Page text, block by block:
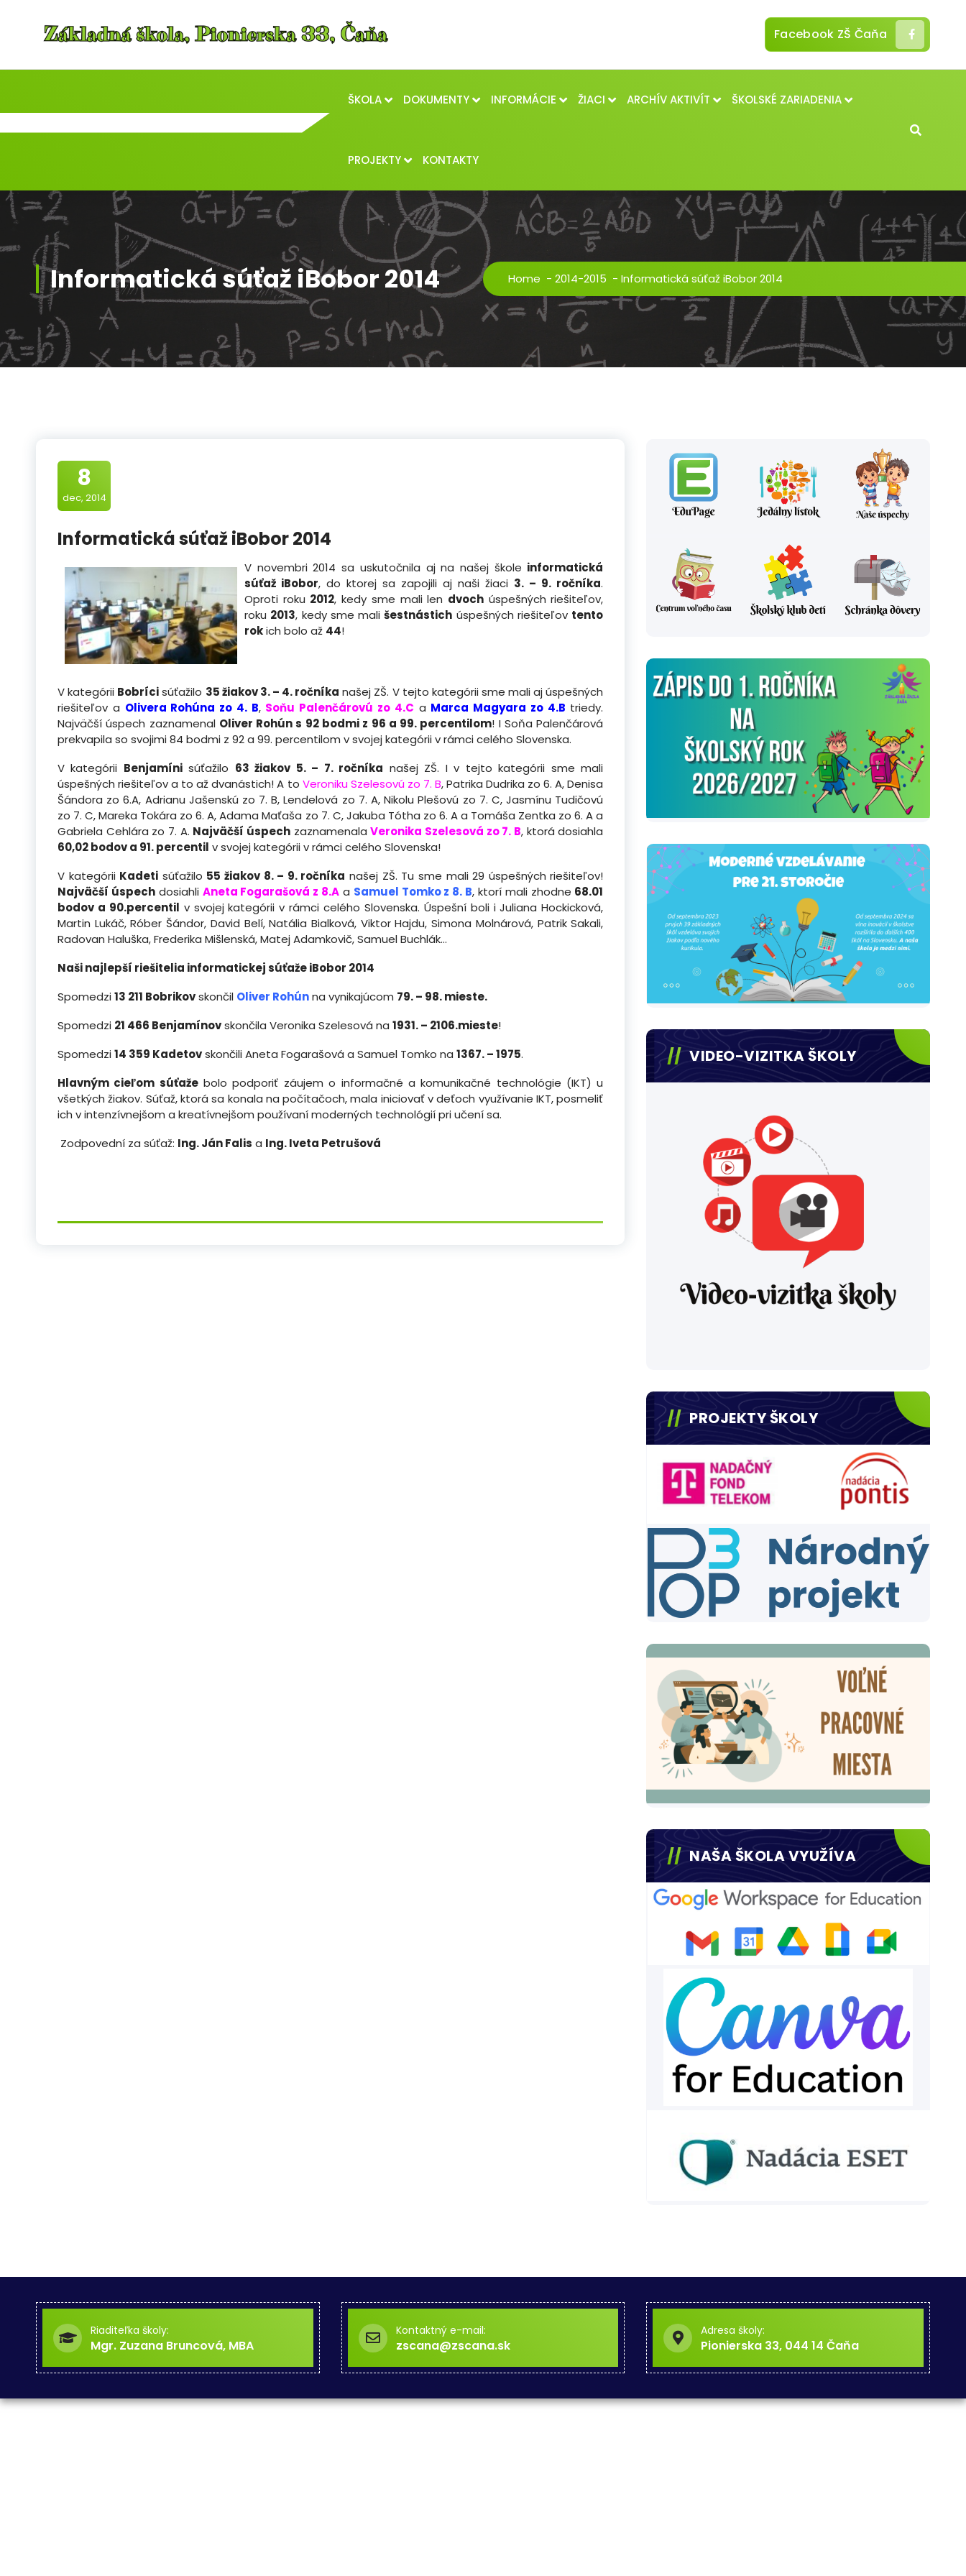
Facebook ZŠ Čaňa
ŠKOLA DOKUMENTY INFORMÁCIE ŽIACI ARCHÍV AKTIVÍT ŠKOLSKÉ ZARIADENIA
PROJEKTY KONTAKTY
Informatická súťaž iBobor 2014 Home - 2014-2015 - Informatická súťaž iBobor 2014
8
dec, 2014
Informatická súťaž iBobor 2014
V novembri 2014 sa uskutočnila aj na našej škole informatická
súťaž iBobor, do ktorej sa zapojili aj naši žiaci 3. – 9. ročníka.
Oproti roku 2012, kedy sme mali len dvochúspešných riešiteľov,
roku 2013, kedy sme mališestnástich úspešných riešiteľov tento
rokich bolo až 44!
V kategórii Bobrícisúťažilo 35 žiakov 3. – 4. ročníka našej ZŠ. V tejto kategórii sme mali aj úspešných
riešiteľov a Olivera Rohúna zo 4. B, Soňu Palenčárovú zo 4.C a Marca Magyara zo 4.B triedy.
Najväčší úspech zaznamenal Oliver Rohún s 92 bodmi z 96 a 99. percentilom! I Soňa Palenčárová
prekvapila so svojimi 84 bodmi z 92 a 99. percentilom v svojej kategórii v rámci celého Slovenska.
V kategórii Benjamínisúťažilo 63 žiakov 5. – 7. ročníka našej ZŠ. I v tejto kategórii sme mali
úspešných riešiteľov a to až dvanástich! A to Veroniku Szelesovú zo 7. B, Patrika Dudrika zo 6. A, Denisa
Šándora zo 6.A, Adrianu Jašenskú zo 7. B, Lendelová zo 7. A, Nikolu Plešovú zo 7. C, Jasmínu Tudičovú
zo 7. C, Mareka Tokára zo 6. A, Adama Maťaša zo 7. C, Jakuba Tótha zo 6. A a Tomáša Zentka zo 6. A a
Gabriela Cehlára zo 7. A. Najväčší úspech zaznamenalaVeronika Szelesová zo 7. B, ktorá dosiahla
60,02 bodov a 91. percentil v svojej kategórii v rámci celého Slovenska!
V kategórii Kadeti súťažilo 55 žiakov 8. – 9. ročníka našej ZŠ. Tu sme mali 29 úspešných riešiteľov!
Najväčší úspechdosiahli Aneta Fogarašová z 8.A a Samuel Tomko z 8. B, ktorí mali zhodne 68.01
bodov a 90.percentil v svojej kategórii v rámci celého Slovenska. Úspešní boli i Juliana Hockicková,
Martin Lukáč, Róber Šándor, David Belí, Natália Bialková, Viktor Hajdu, Simona Molnárová, Patrik Sakali,
Radovan Haluška, Frederika Mišlenská, Matej Adamkovič, Samuel Buchlák…
Naši najlepší riešitelia informatickej súťaže iBobor 2014
Spomedzi13 211 Bobrikovskončil Oliver Rohúnna vynikajúcom 79. – 98. mieste.
Spomedzi 21 466 Benjamínovskončila Veronika Szelesová na 1931. – 2106.mieste!
Spomedzi14 359 Kadetovskončili Aneta Fogarašová a Samuel Tomko na 1367. – 1975.
Hlavným cieľom súťažebolo podporiť záujem o informačné a komunikačné technológie (IKT) u
všetkých žiakov. Súťaž, ktorá sa konala na počítačoch, mala iniciovať v deťoch využívanie IKT, posmeliť
ich v intenzívnejšom a kreatívnejšom používaní moderných technológií pri učení sa.
Zodpovední za súťaž: Ing. Ján Falis a Ing. Iveta Petrušová
VIDEO-VIZITKA ŠKOLY
PROJEKTY ŠKOLY
NAŠA ŠKOLA VYUŽÍVA
Riaditeľka školy:
Mgr. Zuzana Bruncová, MBA
Kontaktný e-mail:
zscana@zscana.sk
Adresa školy:
Pionierska 33, 044 14 Čaňa